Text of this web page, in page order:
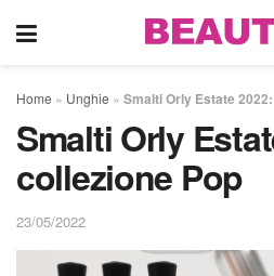
Home » Unghie » Smalti Orly Estate
Smalti Orly
collezione Pop
23/05/2022